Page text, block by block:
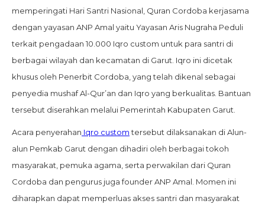
memperingati Hari Santri Nasional, Quran Cordoba kerjasama
dengan yayasan ANP Amal yaitu Yayasan Aris Nugraha Peduli
terkait pengadaan 10.000 Iqro custom untuk para santri di
berbagai wilayah dan kecamatan di Garut. Iqro ini dicetak
khusus oleh Penerbit Cordoba, yang telah dikenal sebagai
penyedia mushaf Al-Qur’an dan Iqro yang berkualitas. Bantuan
tersebut diserahkan melalui Pemerintah Kabupaten Garut.
Acara penyerahan Iqro customtersebut dilaksanakan di Alun-
alun Pemkab Garut dengan dihadiri oleh berbagai tokoh
masyarakat, pemuka agama, serta perwakilan dari Quran
Cordoba dan pengurus juga founder ANP Amal. Momen ini
diharapkan dapat memperluas akses santri dan masyarakat